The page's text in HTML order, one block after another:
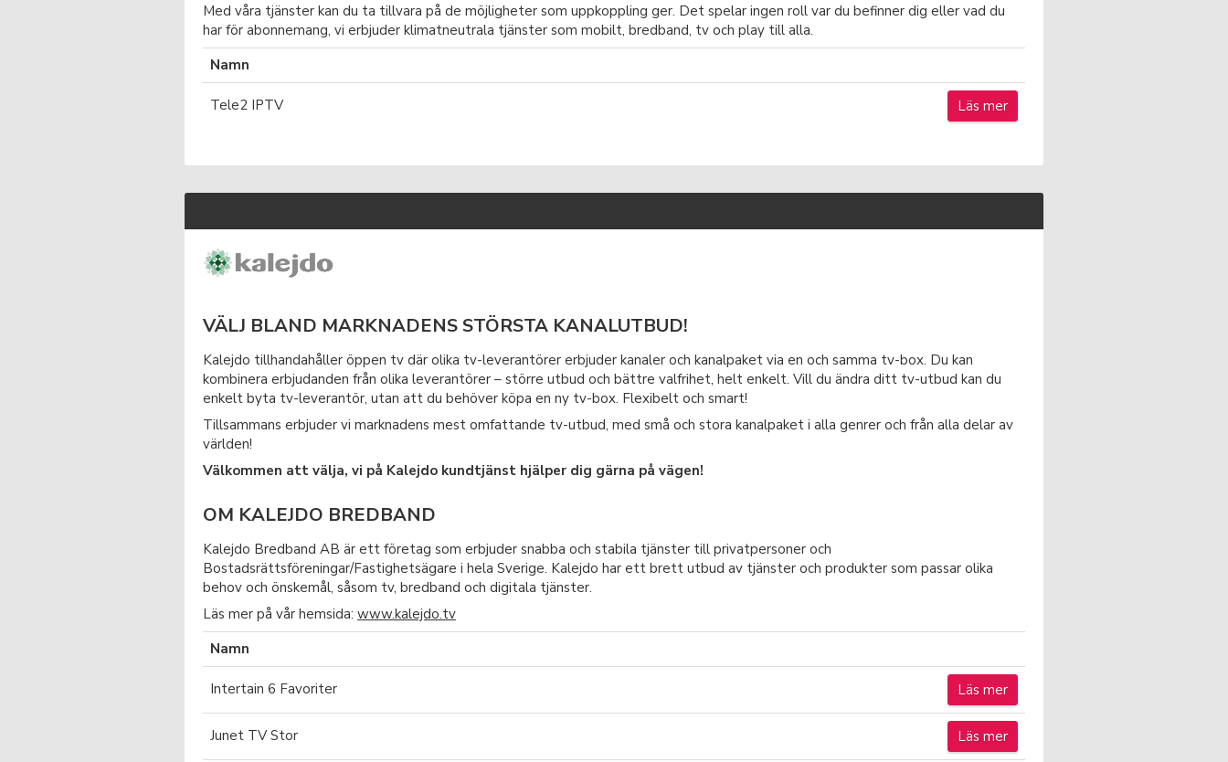
Med våra tjänster kan du ta tillvara på de möjligheter som uppkoppling ger. Det spelar ingen roll var du befinner dig eller vad du
har för abonnemang, vi erbjuder klimatneutrala tjänster som mobilt, bredband, tv och play till alla.
Namn
Tele2 IPTV Läs mer
VÄLJ BLAND MARKNADENS STÖRSTA KANALUTBUD!
Kalejdo tillhandahåller öppen tv där olika tv-leverantörer erbjuder kanaler och kanalpaket via en och samma tv-box. Du kan
kombinera erbjudanden från olika leverantörer – större utbud och bättre valfrihet, helt enkelt. Vill du ändra ditt tv-utbud kan du
enkelt byta tv-leverantör, utan att du behöver köpa en ny tv-box. Flexibelt och smart!
Tillsammans erbjuder vi marknadens mest omfattande tv-utbud, med små och stora kanalpaket i alla genrer och från alla delar av
världen!
Välkommen att välja, vi på Kalejdo kundtjänst hjälper dig gärna på vägen!
OM KALEJDO BREDBAND
Kalejdo Bredband AB är ett företag som erbjuder snabba och stabila tjänster till privatpersoner och
Bostadsrättsföreningar/Fastighetsägare i hela Sverige. Kalejdo har ett brett utbud av tjänster och produkter som passar olika
behov och önskemål, såsom tv, bredband och digitala tjänster.
Läs mer på vår hemsida: www.kalejdo.tv
Namn
Intertain 6 Favoriter Läs mer
Junet TV Stor Läs mer